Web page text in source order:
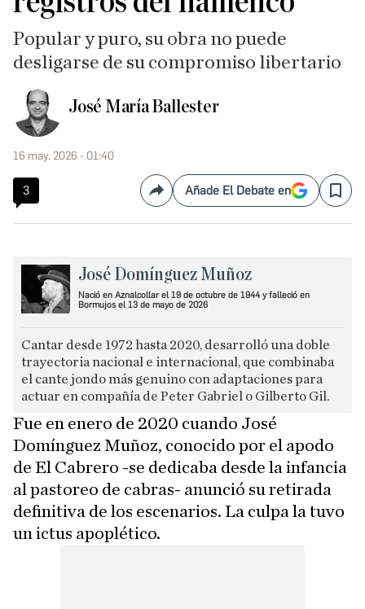
Popular y puro, su obra no puede
desligarse de su compromiso libertario
José María Ballester
16 may. 2026 - 01:40
3 CompartirAñade El Debate en Save
José Domínguez Muñoz
Nació en Aznalcollar el 19 de octubre de 1944 y falleció en
Bormujos el 13 de mayo de 2026
Cantar desde 1972 hasta 2020, desarrolló una doble
trayectoria nacional e internacional, que combinaba
el cante jondo más genuino con adaptaciones para
actuar en compañía de Peter Gabriel o Gilberto Gil.
Fue en enero de 2020 cuando José
Domínguez Muñoz, conocido por el apodo
de El Cabrero -se dedicaba desde la infancia
al pastoreo de cabras- anunció su retirada
definitiva de los escenarios. La culpa la tuvo
un ictus apoplético.